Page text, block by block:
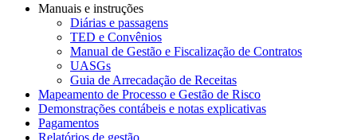
Manuais e instruções
Diárias e passagens
TED e Convênios
Manual de Gestão e Fiscalização de Contratos
UASGs
Guia de Arrecadação de Receitas
Mapeamento de Processo e Gestão de Risco
Demonstrações contábeis e notas explicativas
Pagamentos
Relatórios de gestão